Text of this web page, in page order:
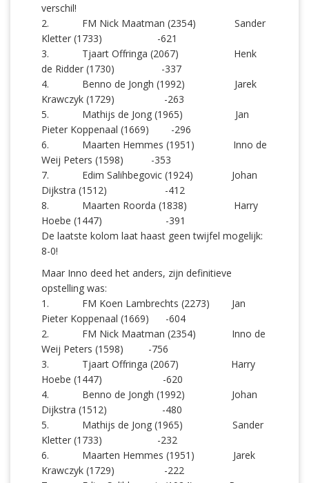
verschil!
2. FM Nick Maatman (2354) Sander
Kletter (1733) -621
3. Tjaart Offringa (2067) Henk
de Ridder (1730) -337
4. Benno de Jongh (1992) Jarek
Krawczyk (1729) -263
5. Mathijs de Jong (1965) Jan
Pieter Koppenaal (1669) -296
6. Maarten Hemmes (1951) Inno de
Weij Peters (1598) -353
7. Edim Salihbegovic (1924) Johan
Dijkstra (1512) -412
8. Maarten Roorda (1838) Harry
Hoebe (1447) -391
De laatste kolom laat haast geen twijfel mogelijk:
8-0!
Maar Inno deed het anders, zijn definitieve
opstelling was:
1. FM Koen Lambrechts (2273) Jan
Pieter Koppenaal (1669) -604
2. FM Nick Maatman (2354) Inno de
Weij Peters (1598) -756
3. Tjaart Offringa (2067) Harry
Hoebe (1447) -620
4. Benno de Jongh (1992) Johan
Dijkstra (1512) -480
5. Mathijs de Jong (1965) Sander
Kletter (1733) -232
6. Maarten Hemmes (1951) Jarek
Krawczyk (1729) -222